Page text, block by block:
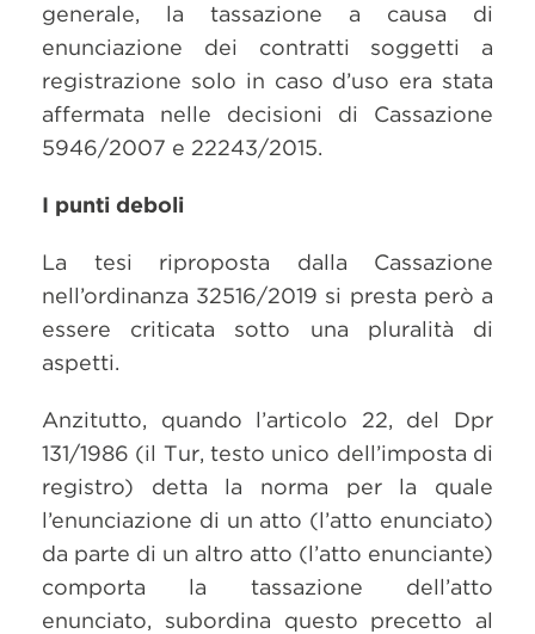
generale, la tassazione a causa di
enunciazione dei contratti soggetti a
registrazione solo in caso d’uso era stata
affermata nelle decisioni di Cassazione
5946/2007 e 22243/2015.
I punti deboli
La tesi riproposta dalla Cassazione
nell’ordinanza 32516/2019 si presta però a
essere criticata sotto una pluralità di
aspetti.
Anzitutto, quando l’articolo 22, del Dpr
131/1986 (il Tur, testo unico dell’imposta di
registro) detta la norma per la quale
l’enunciazione di un atto (l’atto enunciato)
da parte di un altro atto (l’atto enunciante)
comporta la tassazione dell’atto
enunciato, subordina questo precetto al